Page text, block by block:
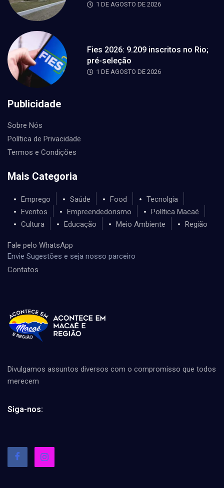
1 DE AGOSTO DE 2026
Fies 2026: 9.209 inscritos no Rio;
pré-seleção
1 DE AGOSTO DE 2026
Publicidade
Sobre Nós
Política de Privacidade
Termos e Condições
Mais Categoria
Emprego Saúde Food
Tecnolgia
Eventos
Empreendedorismo
Política Macaé
Cultura
Educação Meio Ambiente Região
Fale pelo WhatsApp
Envie Sugestões e seja nosso parceiro
Contatos
Divulgamos assuntos diversos com o compromisso que todos
merecem
Siga-nos: